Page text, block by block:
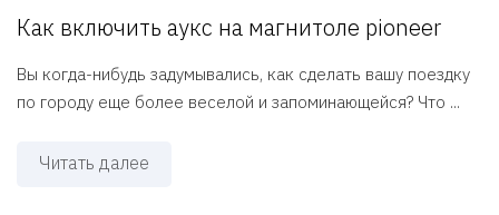
Как включить аукс на магнитоле pioneer
Вы когда-нибудь задумывались, как сделать вашу поездку
по городу еще более веселой и запоминающейся? Что ...
Читать далее